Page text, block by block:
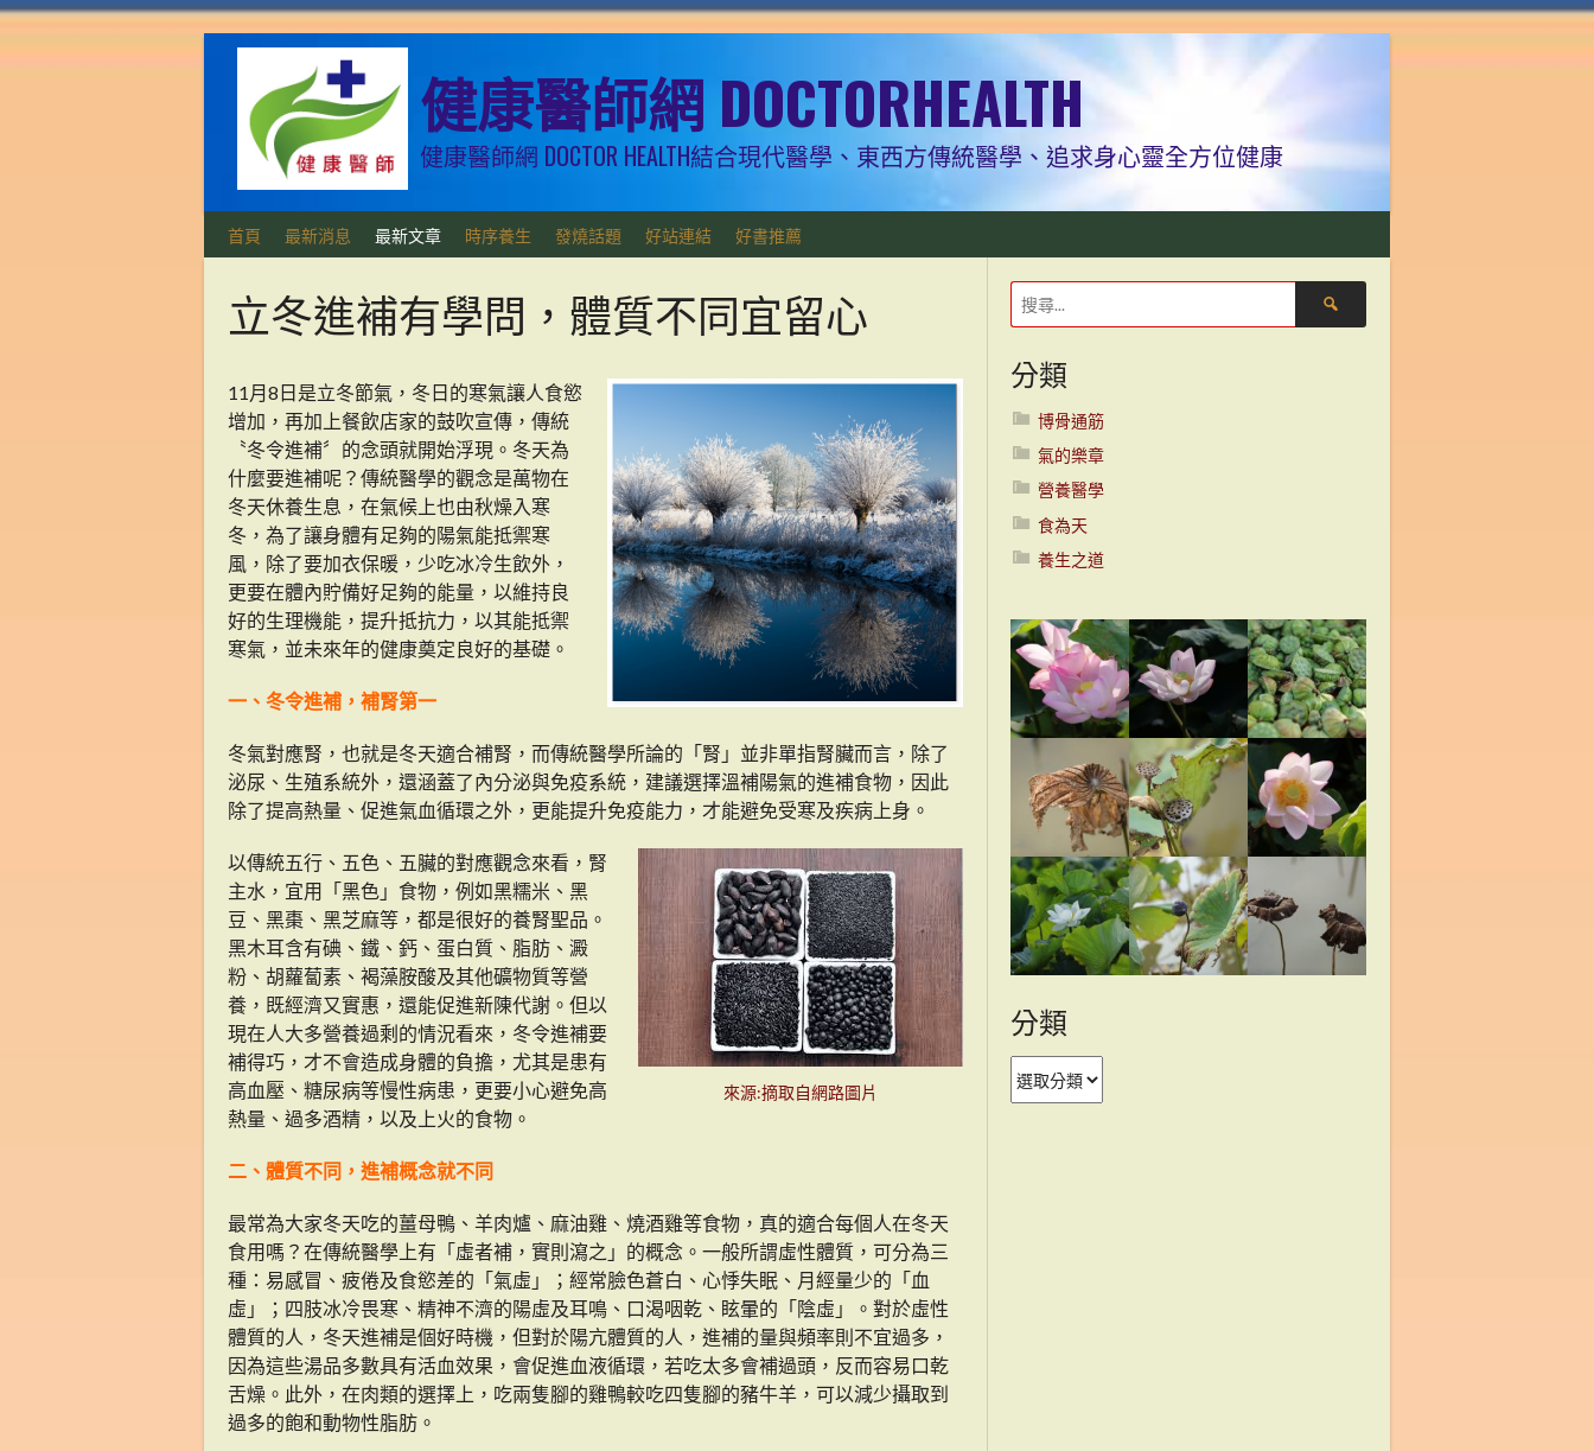
跳
健康醫師網 DOCTORHEALTH
健康醫師網 DOCTOR HEALTH結合現代醫學、東西方傳統醫學、追求身心靈全方位健康
首頁 最新消息 最新文章 時序養生 發燒話題 好站連結 好書推薦
立冬進補有學問，體質不同宜留心
11月8日是立冬節氣，冬日的寒氣讓人食慾
增加，再加上餐飲店家的鼓吹宣傳，傳統
〝冬令進補〞的念頭就開始浮現。冬天為
什麼要進補呢？傳統醫學的觀念是萬物在
冬天休養生息，在氣候上也由秋燥入寒
冬，為了讓身體有足夠的陽氣能抵禦寒
風，除了要加衣保暖，少吃冰冷生飲外，
更要在體內貯備好足夠的能量，以維持良
好的生理機能，提升抵抗力，以其能抵禦
寒氣，並未來年的健康奠定良好的基礎。
一、冬令進補，補腎第一
冬氣對應腎，也就是冬天適合補腎，而傳統醫學所論的「腎」並非單指腎臟而言，除了
泌尿、生殖系統外，還涵蓋了內分泌與免疫系統，建議選擇溫補陽氣的進補食物，因此
除了提高熱量、促進氣血循環之外，更能提升免疫能力，才能避免受寒及疾病上身。
來源:摘取自網路圖片
以傳統五行、五色、五臟的對應觀念來看，腎
主水，宜用「黑色」食物，例如黑糯米、黑
豆、黑棗、黑芝麻等，都是很好的養腎聖品。
黑木耳含有碘、鐵、鈣、蛋白質、脂肪、澱
粉、胡蘿蔔素、褐藻胺酸及其他礦物質等營
養，既經濟又實惠，還能促進新陳代謝。但以
現在人大多營養過剩的情況看來，冬令進補要
補得巧，才不會造成身體的負擔，尤其是患有
高血壓、糖尿病等慢性病患，更要小心避免高
熱量、過多酒精，以及上火的食物。
二、體質不同，進補概念就不同
最常為大家冬天吃的薑母鴨、羊肉爐、麻油雞、燒酒雞等食物，真的適合每個人在冬天
食用嗎？在傳統醫學上有「虛者補，實則瀉之」的概念。一般所謂虛性體質，可分為三
種：易感冒、疲倦及食慾差的「氣虛」；經常臉色蒼白、心悸失眠、月經量少的「血
虛」；四肢冰冷畏寒、精神不濟的陽虛及耳鳴、口渴咽乾、眩暈的「陰虛」。對於虛性
體質的人，冬天進補是個好時機，但對於陽亢體質的人，進補的量與頻率則不宜過多，
因為這些湯品多數具有活血效果，會促進血液循環，若吃太多會補過頭，反而容易口乾
舌燥。此外，在肉類的選擇上，吃兩隻腳的雞鴨較吃四隻腳的豬牛羊，可以減少攝取到
過多的飽和動物性脂肪。
分類
博骨通筋
氣的樂章
營養醫學
食為天
養生之道
分類
類